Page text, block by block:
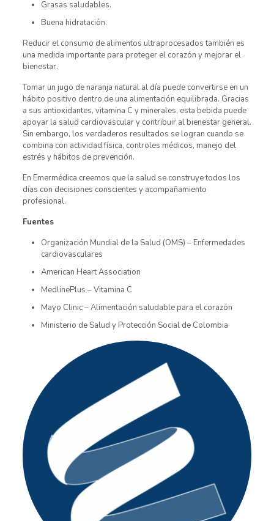
Grasas saludables.
Buena hidratación.
Reducir el consumo de alimentos ultraprocesados también es
una medida importante para proteger el corazón y mejorar el
bienestar.
Tomar un jugo de naranja natural al día puede convertirse en un
hábito positivo dentro de una alimentación equilibrada. Gracias
a sus antioxidantes, vitamina C y minerales, esta bebida puede
apoyar la salud cardiovascular y contribuir al bienestar general.
Sin embargo, los verdaderos resultados se logran cuando se
combina con actividad física, controles médicos, manejo del
estrés y hábitos de prevención.
En Emermédica creemos que la salud se construye todos los
días con decisiones conscientes y acompañamiento
profesional.
Fuentes
Organización Mundial de la Salud (OMS) – Enfermedades
cardiovasculares
American Heart Association
MedlinePlus – Vitamina C
Mayo Clinic – Alimentación saludable para el corazón
Ministerio de Salud y Protección Social de Colombia